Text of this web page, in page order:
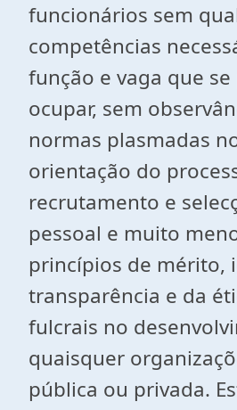
funcionários sem
competências
função e vaga que
ocupar, sem
normas plasmadas
orientação do
recrutamento e
pessoal e muito
princípios de mérito,
transparência e da
fulcrais no
quaisquer
pública ou privada.